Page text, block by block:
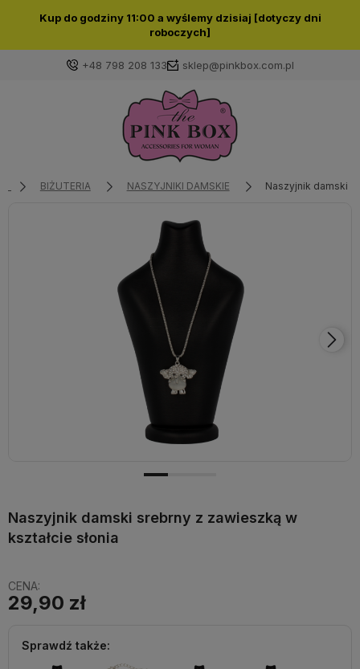
Kup do godziny 11:00 a wyślemy dzisiaj [dotyczy dni
roboczych]
+48 798 208 133 sklep@pinkbox.com.pl
Zaloguj się
Wybierz coś dla siebie z naszej aktualnej oferty lub
zaloguj się, aby przywrócić dodane produkty do listy
z poprzedniej sesji.
BIŻUTERIA NASZYJNIKI DAMSKIE Naszyjnik damski
Naszyjnik damski srebrny z zawieszką w
kształcie słonia
CENA:
29,90 zł
Sprawdź także: